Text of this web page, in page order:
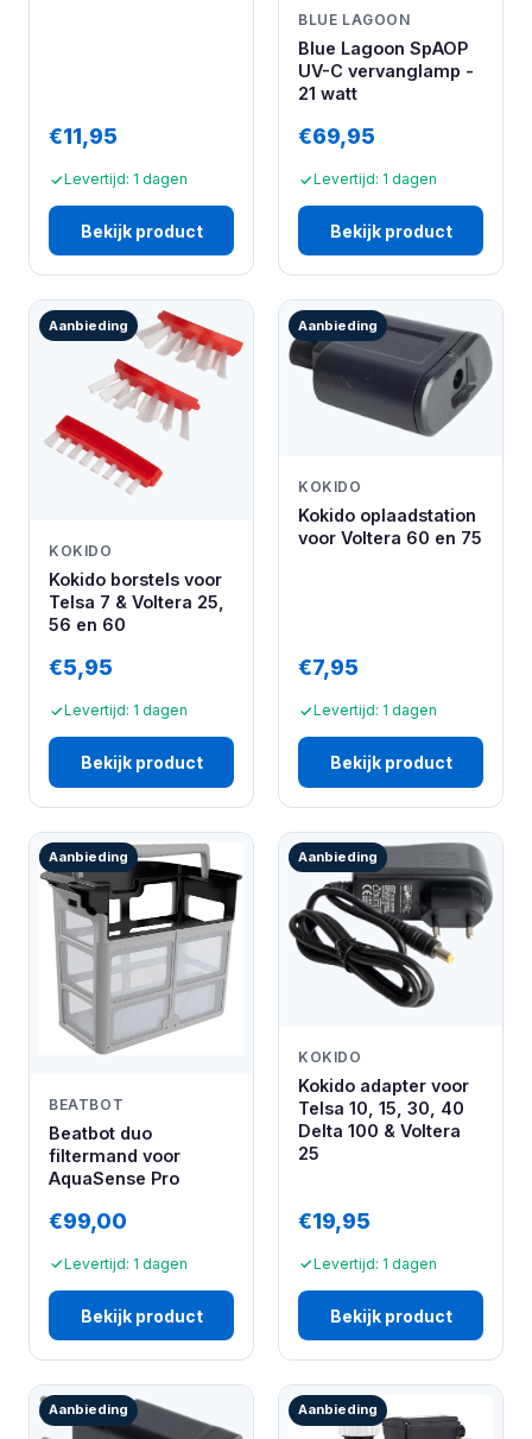
€11,95
Levertijd: 1 dagen
Bekijk product
BLUE LAGOON
Blue Lagoon SpAOP
UV-C vervanglamp -
21 watt
€69,95
Levertijd: 1 dagen
Bekijk product
Aanbieding
KOKIDO
Kokido borstels voor
Telsa 7 & Voltera 25,
56 en 60
€5,95
Levertijd: 1 dagen
Bekijk product
Aanbieding
KOKIDO
Kokido oplaadstation
voor Voltera 60 en 75
€7,95
Levertijd: 1 dagen
Bekijk product
Aanbieding
BEATBOT
Beatbot duo
filtermand voor
AquaSense Pro
€99,00
Levertijd: 1 dagen
Bekijk product
Aanbieding
KOKIDO
Kokido adapter voor
Telsa 10, 15, 30, 40
Delta 100 & Voltera
25
€19,95
Levertijd: 1 dagen
Bekijk product
Aanbieding Aanbieding